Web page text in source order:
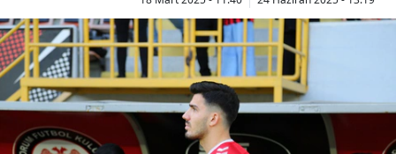
Artvin
Aydın
Balıkesir
Bilecik